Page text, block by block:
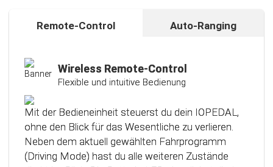
Remote-Control Auto-Ranging
Wireless Remote-Control
Flexible und intuitive Bedienung
Mit der Bedieneinheit steuerst du dein IOPEDAL,
ohne den Blick für das Wesentliche zu verlieren.
Neben dem aktuell gewählten Fahrprogramm
(Driving Mode) hast du alle weiteren Zustände
Kalibrierungsfunktion
Das Steuergerät (ECU) verfügt über eine
intelligente Kalibrierfunktion. Direkt nach dem
Einbau des IOPEDAL werden alle notwendigen
Informationen des Gaspedals automatisch
analysiert und zu einem optimierten individuellen